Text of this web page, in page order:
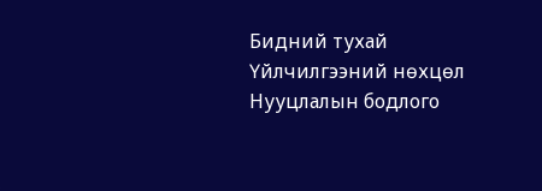
Бидний тухай
Үйлчилгээний нөхцөл
Нууцлалын бодлого